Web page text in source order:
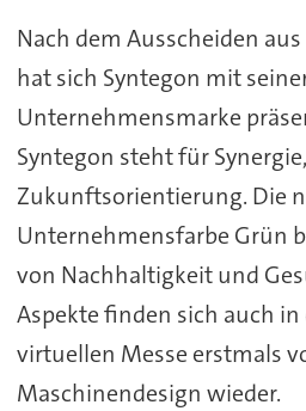
Nach dem Ausscheiden
hat sich Syntegon mit
Unternehmensmarke
Syntegon steht für
Zukunftsorientierung. Die
Unternehmensfarbe Grün
von Nachhaltigkeit und
Aspekte finden sich auch
virtuellen Messe erstmals
Maschinendesign wieder.